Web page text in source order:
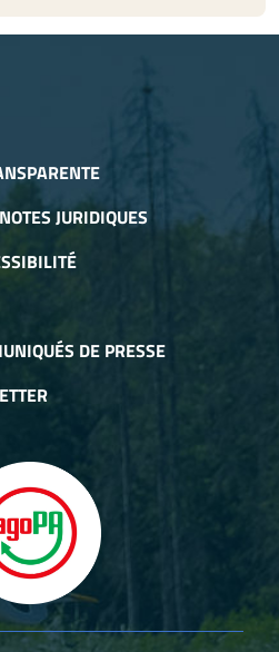
JURIDIQUES
DE PRESSE